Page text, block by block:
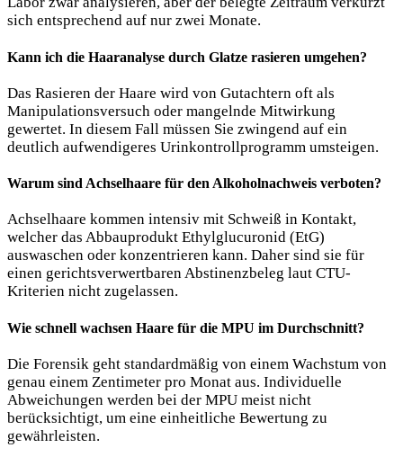
sich entsprechend auf nur zwei Monate.
Kann ich die Haaranalyse durch Glatze rasieren umgehen?
Das Rasieren der Haare wird von Gutachtern oft als
Manipulationsversuch oder mangelnde Mitwirkung
gewertet. In diesem Fall müssen Sie zwingend auf ein
deutlich aufwendigeres Urinkontrollprogramm umsteigen.
Warum sind Achselhaare für den Alkoholnachweis verboten?
Achselhaare kommen intensiv mit Schweiß in Kontakt,
welcher das Abbauprodukt Ethylglucuronid (EtG)
auswaschen oder konzentrieren kann. Daher sind sie für
einen gerichtsverwertbaren Abstinenzbeleg laut CTU-
Kriterien nicht zugelassen.
Wie schnell wachsen Haare für die MPU im Durchschnitt?
Die Forensik geht standardmäßig von einem Wachstum von
genau einem Zentimeter pro Monat aus. Individuelle
Abweichungen werden bei der MPU meist nicht
berücksichtigt, um eine einheitliche Bewertung zu
gewährleisten.